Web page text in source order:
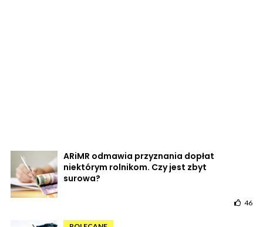
ARiMR odmawia przyznania dopłat
niektórym rolnikom. Czy jest zbyt
surowa?
46